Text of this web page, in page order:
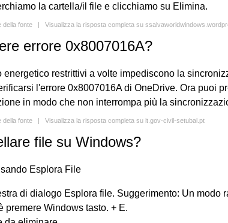
la cartella/il file e clicchiamo su Elimina.
della fonte | Visualizza la risposta completa su
errore 0x8007016A?
energetico restrittivi a volte impediscono la
l'errore 0x8007016A di OneDrive. Ora puoi
in modo che non interrompa più la
della fonte | Visualizza la risposta completa su it.gov-civil-setubal.pt
file su Windows?
Esplora File
di dialogo Esplora file. Suggerimento: Un modo
premere Windows tasto. + E.